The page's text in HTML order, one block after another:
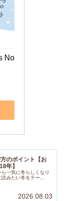
No
のポイント【お
年】
一気に冬らしくなり
みたい冬をテー...
2026.08.03